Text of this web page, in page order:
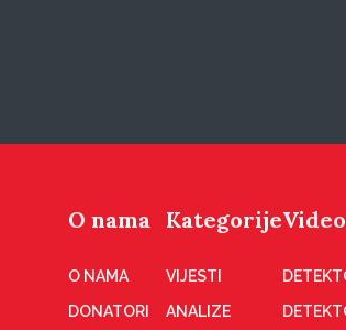
O nama
O NAMA
DONATORI
Kategorije
VIJESTI
ANALIZE
Video